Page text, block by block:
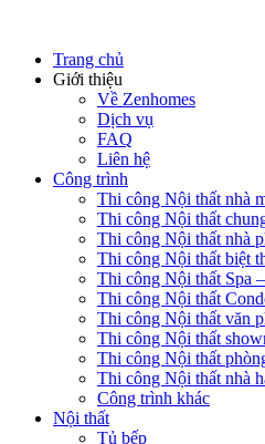
Thi công Nội thất
Thi công Nội thất nhà
Công trình khác
Nội thất
Tủ bếp
Tủ quần áo
Cửa nội thất
Ốp tường trang trí
Sofa
Bàn thờ
Ngôi nhà thông minh
Vách ngăn phòng
Bàn làm việc
Sàn gỗ, ốp cầu thang
Giường ngủ
Bàn ghế ăn
Tủ tivi
Phụ kiện nội thất
Catalogue nội thất
Tin tức